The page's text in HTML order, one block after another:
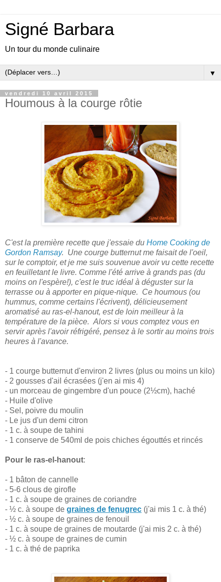
Signé Barbara
Un tour du monde culinaire
▼
vendredi 10 avril 2015
Houmous à la courge rôtie
C'est la première recette que j'essaie du Home Cooking de
Gordon Ramsay. Une courge butternut me faisait de l'oeil,
sur le comptoir, et je me suis souvenue avoir vu cette recette
en feuilletant le livre. Comme l'été arrive à grands pas (du
moins on l'espère!), c'est le truc idéal à déguster sur la
terrasse ou à apporter en pique-nique. Ce houmous (ou
hummus, comme certains l'écrivent), délicieusement
aromatisé au ras-el-hanout, est de loin meilleur à la
température de la pièce. Alors si vous comptez vous en
servir après l'avoir réfrigéré, pensez à le sortir au moins trois
heures à l'avance.
- 1 courge butternut d'environ 2 livres (plus ou moins un kilo)
- 2 gousses d'ail écrasées (j'en ai mis 4)
- un morceau de gingembre d'un pouce (2½cm), haché
- Huile d'olive
- Sel, poivre du moulin
- Le jus d'un demi citron
- 1 c. à soupe de tahini
- 1 conserve de 540ml de pois chiches égouttés et rincés
Pour le ras-el-hanout:
- 1 bâton de cannelle
- 5-6 clous de girofle
- 1 c. à soupe de graines de coriandre
- ½ c. à soupe de graines de fenugrec (j'ai mis 1 c. à thé)
- ½ c. à soupe de graines de fenouil
- 1 c. à soupe de graines de moutarde (j'ai mis 2 c. à thé)
- ½ c. à soupe de graines de cumin
- 1 c. à thé de paprika